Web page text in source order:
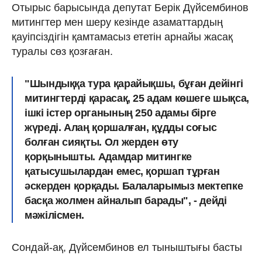
Отырыс барысында депутат Берік Дүйсембинов
митингтер мен шеру кезінде азаматтардың
қауіпсіздігін қамтамасыз ететін арнайы жасақ
туралы сөз қозғаған.
"Шындыққа тура қарайықшы, бұған дейінгі
митингтерді қарасақ, 25 адам көшеге шықса,
ішкі істер органының 250 адамы бірге
жүреді. Алаң қоршалған, құдды соғыс
болған сияқты. Ол жерден өту
қорқынышты. Адамдар митингке
қатысушылардан емес, қоршап тұрған
әскерден қорқады. Балаларымыз мектепке
басқа жолмен айналып барады", - дейді
мәжілісмен.
Сондай-ақ, Дүйсембинов ел тыныштығы басты